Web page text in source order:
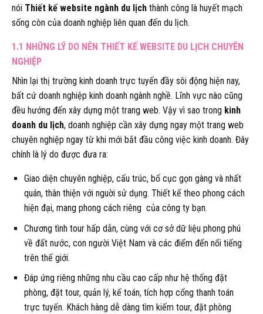
nói Thiết kế website ngành du lịch thành công là huyết mạch
sống còn của doanh nghiệp liên quan đến du lịch.
1.1 NHỮNG LÝ DO NÊN THIẾT KẾ WEBSITE DU LỊCH CHUYÊN
NGHIỆP
Nhìn lại thị trường kinh doanh trực tuyến đầy sôi động hiện nay,
bất cứ doanh nghiệp kinh doanh ngành nghề. Lĩnh vực nào cũng
đều hướng đến xây dựng một trang web. Vậy vì sao trong kinh
doanh du lịch, doanh nghiệp cần xây dựng ngay một trang web
chuyên nghiệp ngay từ khi mới bắt đầu công việc kinh doanh. Đây
chính là lý do được đưa ra:
Giao diện chuyên nghiệp, cấu trúc, bố cục gọn gàng và nhất
quán, thân thiện với nguời sử dụng. Thiết kế theo phong cách
hiện đại, mang phong cách riêng của công ty bạn.
Chương tình tour hấp dẫn, cùng với cơ sở dữ liệu phong phú
về đất nước, con người Việt Nam và các điểm đến nổi tiếng
trên thế giới.
Đáp ứng riêng những nhu cầu cao cấp như hệ thống đặt
phòng, đặt tour, quản lý, kế toán, tích hợp cổng thanh toán
trực tuyến. Khách hàng dễ dàng tìm kiếm tour, đặt phòng